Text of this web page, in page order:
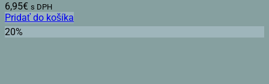
6,95€ s DPH
Pridať do košíka
20%